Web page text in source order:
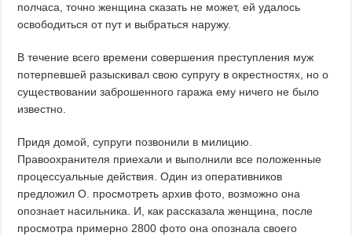
полчаса, точно женщина сказать не может, ей удалось
освободиться от пут и выбраться наружу.
В течение всего времени совершения преступления муж
потерпевшей разыскивал свою супругу в окрестностях, но о
существовании заброшенного гаража ему ничего не было
известно.
Придя домой, супруги позвонили в милицию.
Правоохранителя приехали и выполнили все положенные
процессуальные действия. Один из оперативников
предложил О. просмотреть архив фото, возможно она
опознает насильника. И, как рассказала женщина, после
просмотра примерно 2800 фото она опознала своего